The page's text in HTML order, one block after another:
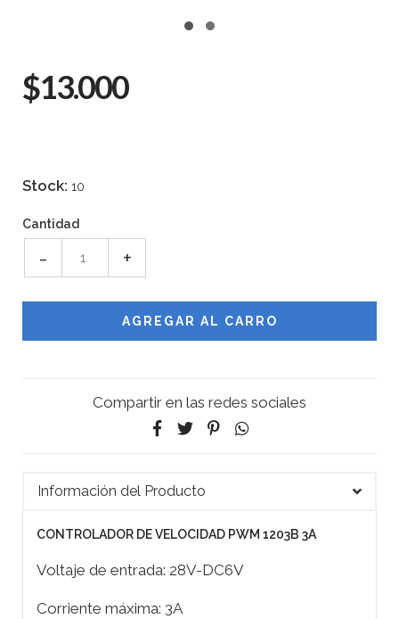
$13.000
Stock: 10
Cantidad
- +
Compartir en las redes sociales
Información del Producto
CONTROLADOR DE VELOCIDAD PWM 1203B 3A
Voltaje de entrada: 28V-DC6V
Corriente máxima: 3A